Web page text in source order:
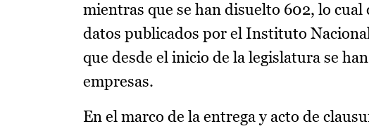
mientras que se han disuelto 602, lo
datos publicados por el Instituto
que desde el inicio de la legislatura se
empresas.
En el marco de la entrega y acto de